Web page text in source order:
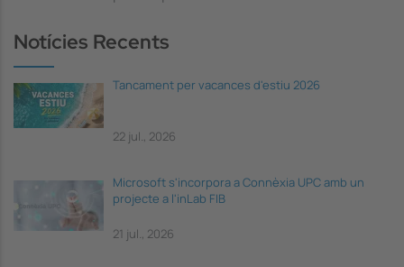
Notícies Recents
Tancament per vacances d'estiu 2026
22 jul., 2026
Microsoft s'incorpora a Connèxia UPC amb un
projecte a l'inLab FIB
21 jul., 2026